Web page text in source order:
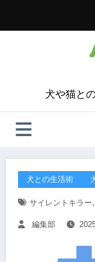
犬や猫と
犬との生活術
サイレントキラー,
編集部